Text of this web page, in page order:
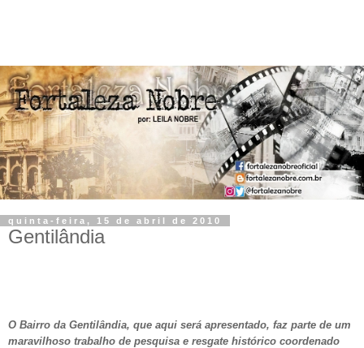
quinta-feira, 15 de abril de 2010
Gentilândia
O Bairro da Gentilândia, que aqui será apresentado, faz parte de um
maravilhoso trabalho de pesquisa e resgate histórico coordenado